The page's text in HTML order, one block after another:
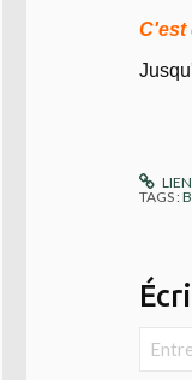
C'est
TAGS :